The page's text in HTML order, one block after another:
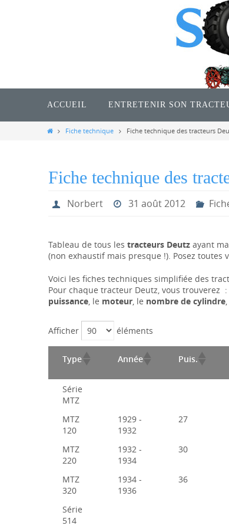
ACCUEIL ENTRETENIR SON
HomeFiche technique Fiche technique des tracteurs
Fiche technique des
Norbert 31 août 2012
Tableau de tous les tracteurs Deutz ayant
(non exhaustif mais presque !). Posez toutes
Voici les fiches techniques simplifiée des
Pour chaque tracteur Deutz, vous trouverez :
puissance , le moteur , le nombre de cylindre
Afficher éléments
Type Année Puis.
Série
MTZ
MTZ
120
1929 -
1932
27
MTZ
220
1932 -
1934
30
MTZ
320
1934 -
1936
36
Série
514